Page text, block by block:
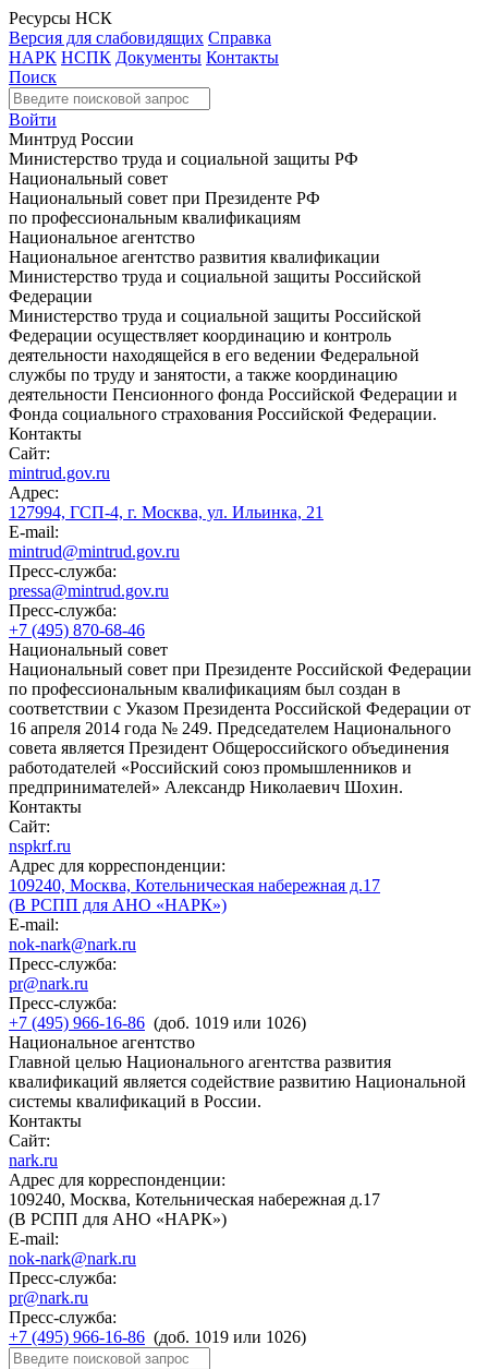
Ресурсы НСК
Версия для слабовидящих Справка
НАРК НСПК Документы Контакты
Поиск
Войти
Минтруд России
Министерство труда и социальной защиты РФ
Национальный совет
Национальный совет при Президенте РФ
по профессиональным квалификациям
Национальное агентство
Национальное агентство развития квалификации
Министерство труда и социальной защиты Российской
Федерации
Министерство труда и социальной защиты Российской
Федерации осуществляет координацию и контроль
деятельности находящейся в его ведении Федеральной
службы по труду и занятости, а также координацию
деятельности Пенсионного фонда Российской Федерации и
Фонда социального страхования Российской Федерации.
Контакты
Сайт:
mintrud.gov.ru
Адрес:
127994, ГСП-4, г. Москва, ул. Ильинка, 21
E-mail:
mintrud@mintrud.gov.ru
Пресс-служба:
pressa@mintrud.gov.ru
Пресс-служба:
+7 (495) 870-68-46
Национальный совет
Национальный совет при Президенте Российской Федерации
по профессиональным квалификациям был создан в
соответствии с Указом Президента Российской Федерации от
16 апреля 2014 года № 249. Председателем Национального
совета является Президент Общероссийского объединения
работодателей «Российский союз промышленников и
предпринимателей» Александр Николаевич Шохин.
Контакты
Сайт:
nspkrf.ru
Адрес для корреспонденции:
109240, Москва, Котельническая набережная д.17
(В РСПП для АНО «НАРК»)
E-mail:
nok-nark@nark.ru
Пресс-служба:
pr@nark.ru
Пресс-служба:
+7 (495) 966-16-86 (доб. 1019 или 1026)
Национальное агентство
Главной целью Национального агентства развития
квалификаций является содействие развитию Национальной
системы квалификаций в России.
Контакты
Сайт:
nark.ru
Адрес для корреспонденции:
109240, Москва, Котельническая набережная д.17
(В РСПП для АНО «НАРК»)
E-mail:
nok-nark@nark.ru
Пресс-служба:
pr@nark.ru
Пресс-служба:
+7 (495) 966-16-86 (доб. 1019 или 1026)